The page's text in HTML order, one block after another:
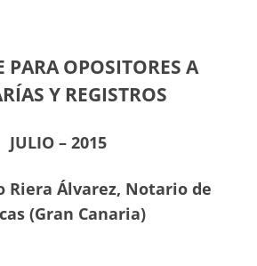
PARA OPOSITORES A
Y REGISTROS
JULIO – 2015
Riera Álvarez, Notario de
(Gran Canaria)